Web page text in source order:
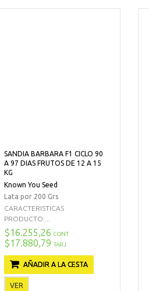
SANDIA BARBARA F1 CICLO 90
A 97 DIAS FRUTOS DE 12 A 15
KG
Known You Seed
Lata por 200 Grs
CARACTERISTICAS
PRODUCTO:...
$16.255,26 CONT
$17.880,79 TARJ
AÑADIR A LA CESTA
VER